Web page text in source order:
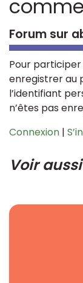
Forum sur
Pour participer
enregistrer au
l’identifiant
n’êtes pas
Connexion |
Voir